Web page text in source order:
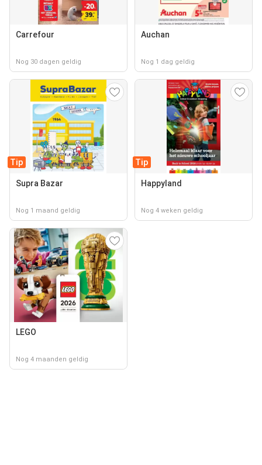
Carrefour
Nog 30 dagen geldig
Auchan
Nog 1 dag geldig
Tip
Supra Bazar
Nog 1 maand geldig
Tip
Happyland
Nog 4 weken geldig
LEGO
Nog 4 maanden geldig